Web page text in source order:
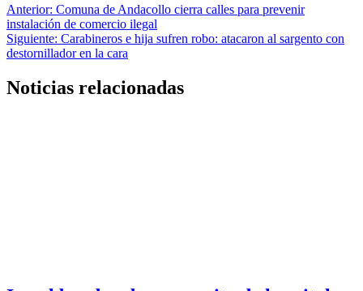
Navegación
de
entradas
Anterior: Comuna de Andacollo cierra calles para prevenir
instalación de comercio ilegal
Siguiente: Carabineros e hija sufren robo: atacaron al sargento con
destornillador en la cara
Noticias relacionadas